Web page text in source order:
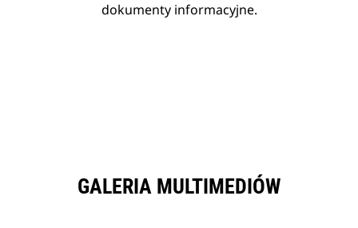
dokumenty informacyjne.
GALERIA MULTIMEDIÓW